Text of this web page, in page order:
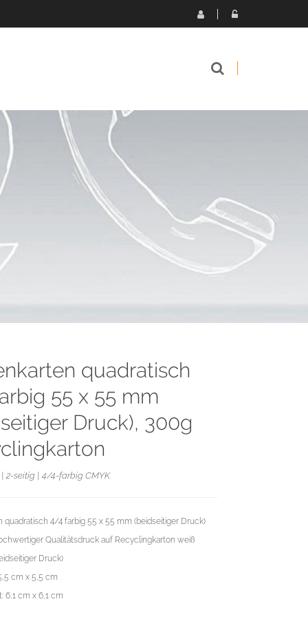
quadratisch
55 x 55 mm
Druck), 300g
| 2-seitig | 4/4-farbig CMYK
quadratisch 4/4 farbig 55 x 55 mm (beidseitiger Druck)
Qualitätsdruck auf Recyclingkarton weiß
Druck)
cm x 5,5 cm
6,1 cm x 6,1 cm